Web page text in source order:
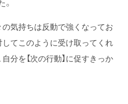
の気持ちは反動で強くなってお
してこのように受け取ってくれ
分を【次の行動】に促すきっか